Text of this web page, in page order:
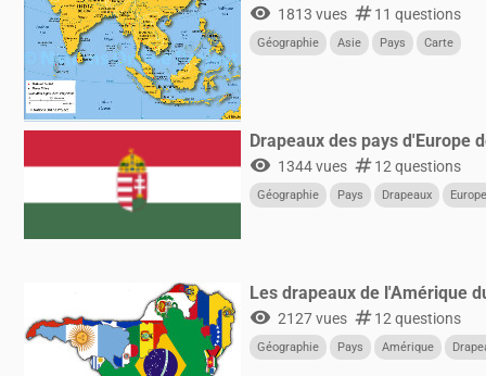
visibility 1813 vues numbers11 questions
Géographie Asie Pays Carte
Drapeaux des pays d'Europe
visibility 1344 vues numbers12 questions
Géographie Pays Drapeaux
Les drapeaux de l'Amérique
visibility 2127 vues numbers12 questions
Géographie Pays Amérique